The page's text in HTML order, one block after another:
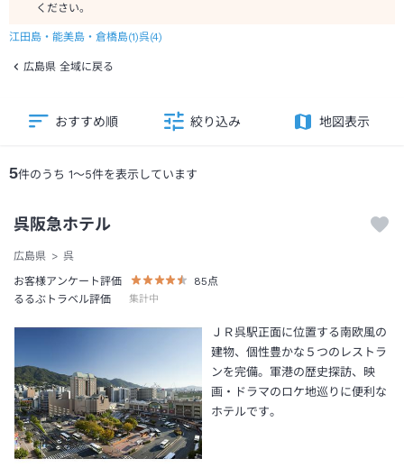
ください。
江田島・能美島・倉橋島(1)呉(4)
広島県 全域に戻る
5件のうち 1～5件を表示しています
おすすめ順 絞り込み 地図表示
呉阪急ホテル
広島県
呉
お客様アンケート評価
85 点
るるぶトラベル評価
集計中
ＪＲ呉駅正面に位置する南欧風の
建物、個性豊かな５つのレストラ
ンを完備。軍港の歴史探訪、映
画・ドラマのロケ地巡りに便利な
ホテルです。